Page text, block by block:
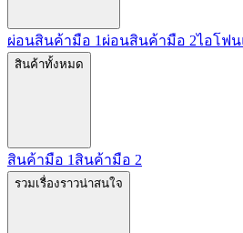
ผ่อนสินค้ามือ 1 ผ่อนสินค้ามือ 2ไอโฟน
สินค้าทั้งหมด
สินค้ามือ 1 สินค้ามือ 2
รวมเรื่องราวน่าสนใจ